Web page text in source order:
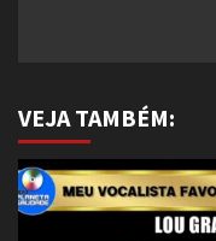
VEJA TAMBÉM: